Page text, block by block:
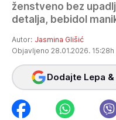
ženstveno bez
detalja, bebidol
Autor: Jasmina Glišić
Objavljeno 28.01.2026. 15:28h
Dodajte Lepa